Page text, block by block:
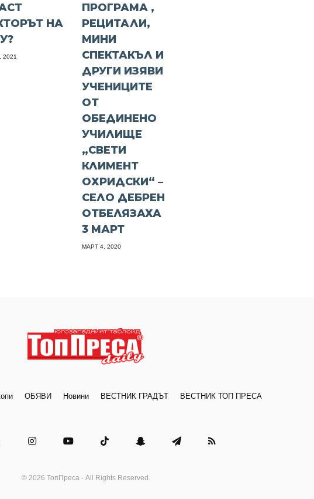
НА
2021
ПРОГРАМА ,
РЕЦИТАЛИ,
МИНИ
СПЕКТАКЪЛ И
ДРУГИ ИЗЯВИ
УЧЕНИЦИТЕ
ОТ
ОБЕДИНЕНО
УЧИЛИЩЕ
„СВЕТИ
КЛИМЕНТ
ОХРИДСКИ“ –
СЕЛО ДЕБРЕН
ОТБЕЛЯЗАХА
3 МАРТ
МАРТ 4, 2020
ОБЯВИ Новини ВЕСТНИК ГРАДЪТ ВЕСТНИК ТОП ПРЕСА
© 2026 ТопПреса - All Rights Reserved.